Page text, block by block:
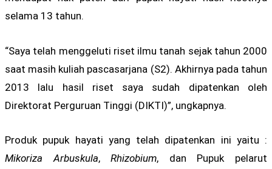
selama 13 tahun.
“Saya telah menggeluti riset ilmu tanah sejak tahun 2000
saat masih kuliah pascasarjana (S2). Akhirnya pada tahun
2013 lalu hasil riset saya sudah dipatenkan oleh
Direktorat Perguruan Tinggi (DIKTI)”, ungkapnya.
Produk pupuk hayati yang telah dipatenkan ini yaitu :
Mikoriza Arbuskula,Rhizobium, dan Pupuk pelarut